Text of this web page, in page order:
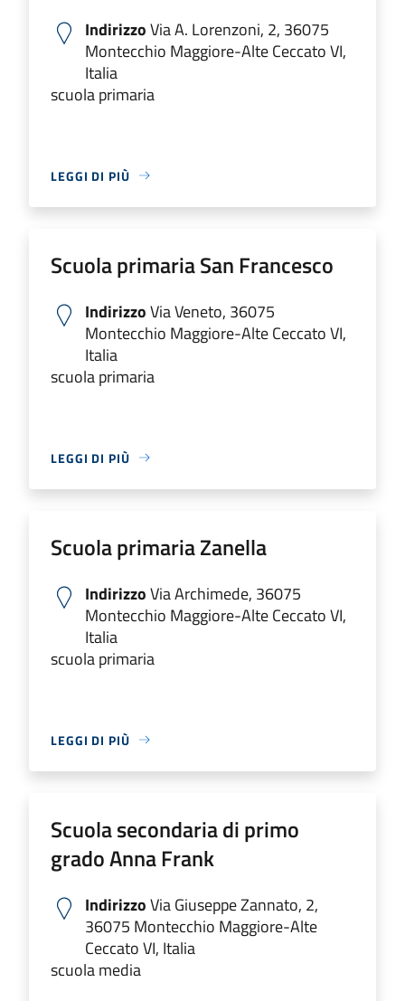
IndirizzoVia A. Lorenzoni, 2, 36075
Montecchio Maggiore-Alte Ceccato VI,
Italia
scuola primaria
LEGGI DI PIÙ
Scuola primaria San Francesco
IndirizzoVia Veneto, 36075
Montecchio Maggiore-Alte Ceccato VI,
Italia
scuola primaria
LEGGI DI PIÙ
Scuola primaria Zanella
IndirizzoVia Archimede, 36075
Montecchio Maggiore-Alte Ceccato VI,
Italia
scuola primaria
LEGGI DI PIÙ
Scuola secondaria di primo
grado Anna Frank
IndirizzoVia Giuseppe Zannato, 2,
36075 Montecchio Maggiore-Alte
Ceccato VI, Italia
scuola media